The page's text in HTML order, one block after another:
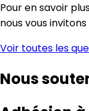
Pour en savoir
nous vous
Voir toutes les
Nous